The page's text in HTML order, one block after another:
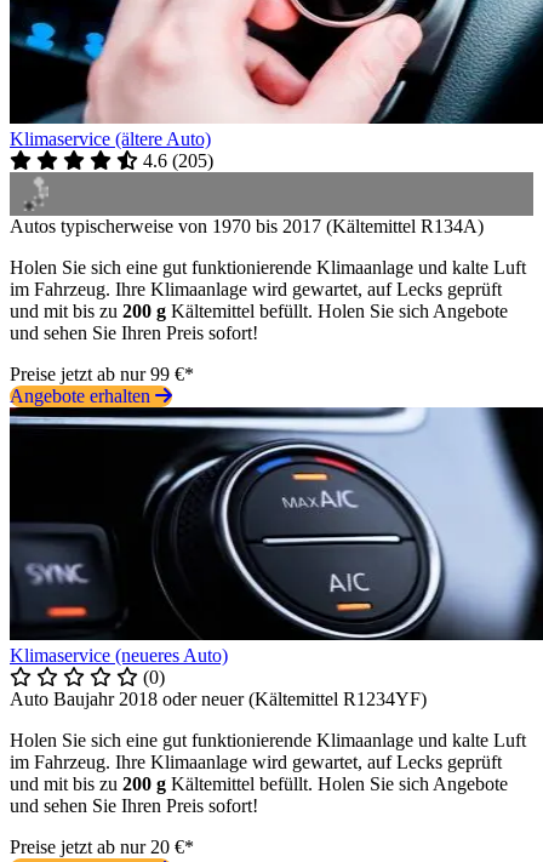
Klimaservice (ältere Auto)
4.6 (205)
Autos typischerweise von 1970 bis 2017 (Kältemittel R134A)
Holen Sie sich eine gut funktionierende Klimaanlage und kalte Luft
im Fahrzeug. Ihre Klimaanlage wird gewartet, auf Lecks geprüft
und mit bis zu 200 g Kältemittel befüllt. Holen Sie sich Angebote
und sehen Sie Ihren Preis sofort!
Preise jetzt ab nur 99 €*
Angebote erhalten
Klimaservice (neueres Auto)
(0)
Auto Baujahr 2018 oder neuer (Kältemittel R1234YF)
Holen Sie sich eine gut funktionierende Klimaanlage und kalte Luft
im Fahrzeug. Ihre Klimaanlage wird gewartet, auf Lecks geprüft
und mit bis zu 200 g Kältemittel befüllt. Holen Sie sich Angebote
und sehen Sie Ihren Preis sofort!
Preise jetzt ab nur 20 €*